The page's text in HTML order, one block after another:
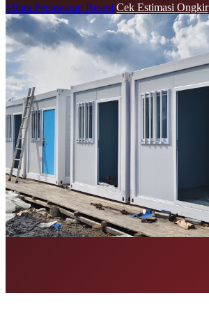
Minta Penawaran Resmi Cek Estimasi Ongkir